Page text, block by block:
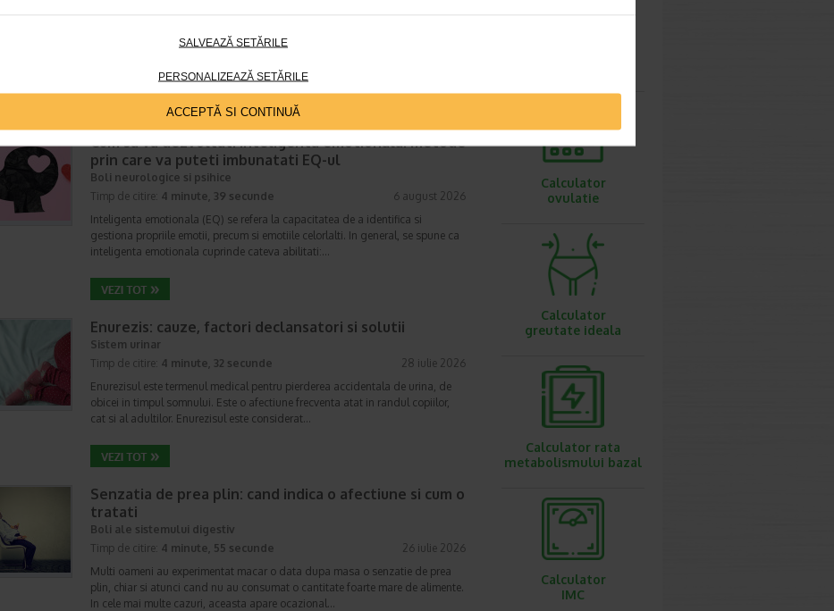
SALVEAZĂ SETĂRILE
PERSONALIZEAZĂ SETĂRILE
ACCEPTĂ SI CONTINUĂ
CELE MAI RECENTE ARTICOLE
Cum sa va dezvoltati inteligenta emotionala: metode
prin care va puteti imbunatati EQ-ul
Boli neurologice si psihice
Timp de citire: 4 minute, 39 secunde
6 august 2026
Inteligenta emotionala (EQ) se refera la capacitatea de a identifica si
gestiona propriile emotii, precum si emotiile celorlalti. In general, se spune ca
inteligenta emotionala cuprinde cateva abilitati:…
Enurezis: cauze, factori declansatori si solutii
Sistem urinar
Timp de citire: 4 minute, 32 secunde
28 iulie 2026
Enurezisul este termenul medical pentru pierderea accidentala de urina, de
obicei in timpul somnului. Este o afectiune frecventa atat in randul copiilor,
cat si al adultilor. Enurezisul este considerat…
Senzatia de prea plin: cand indica o afectiune si cum o
tratati
Boli ale sistemului digestiv
Timp de citire: 4 minute, 55 secunde
26 iulie 2026
Multi oameni au experimentat macar o data dupa masa o senzatie de prea
plin, chiar si atunci cand nu au consumat o cantitate foarte mare de alimente.
In cele mai multe cazuri, aceasta apare ocazional…
Calculator
ovulatie
Calculator
greutate ideala
Calculator rata
metabolismului bazal
Calculator
IMC